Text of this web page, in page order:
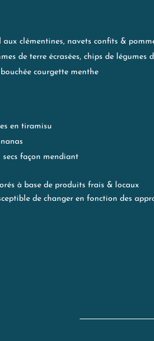
aux clémentines, navets confits &
de terre écrasées, chips de légumes
courgette menthe
en tiramisu
façon mendiant
à base de produits frais & locaux
de changer en fonction des